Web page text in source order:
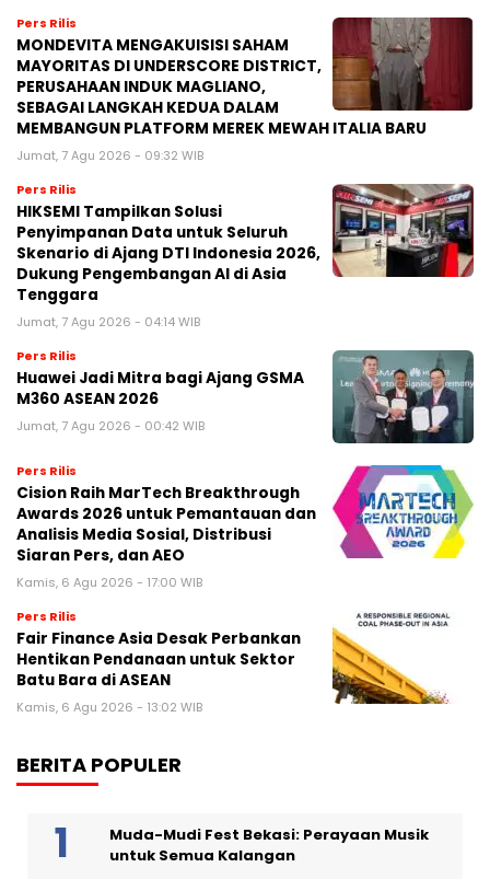
Pers Rilis
MONDEVITA MENGAKUISISI SAHAM
MAYORITAS DI UNDERSCORE DISTRICT,
PERUSAHAAN INDUK MAGLIANO,
SEBAGAI LANGKAH KEDUA DALAM
MEMBANGUN PLATFORM MEREK MEWAH ITALIA BARU
Jumat, 7 Agu 2026 - 09:32 WIB
Pers Rilis
HIKSEMI Tampilkan Solusi
Penyimpanan Data untuk Seluruh
Skenario di Ajang DTI Indonesia 2026,
Dukung Pengembangan AI di Asia
Tenggara
Jumat, 7 Agu 2026 - 04:14 WIB
Pers Rilis
Huawei Jadi Mitra bagi Ajang GSMA
M360 ASEAN 2026
Jumat, 7 Agu 2026 - 00:42 WIB
Pers Rilis
Cision Raih MarTech Breakthrough
Awards 2026 untuk Pemantauan dan
Analisis Media Sosial, Distribusi
Siaran Pers, dan AEO
Kamis, 6 Agu 2026 - 17:00 WIB
Pers Rilis
Fair Finance Asia Desak Perbankan
Hentikan Pendanaan untuk Sektor
Batu Bara di ASEAN
Kamis, 6 Agu 2026 - 13:02 WIB
BERITA POPULER
Muda-Mudi Fest Bekasi: Perayaan Musik
untuk Semua Kalangan